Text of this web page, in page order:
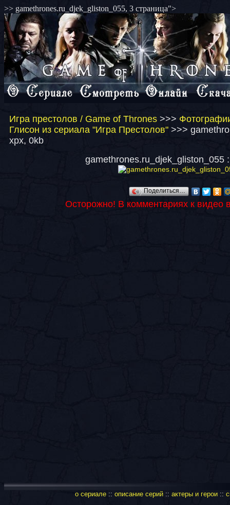
>> gamethrones.ru_djek_gliston_055, 3 страница">
Игра престолов / Game of Thrones >>>
Глисон из сериала "Игра Престолов" >>>
xpx, 0kb
gamethrones.ru_djek_gliston_055
Поделиться…
Осторожно! В комментариях к видео
о сериале:: описание серий:: актеры и герои::